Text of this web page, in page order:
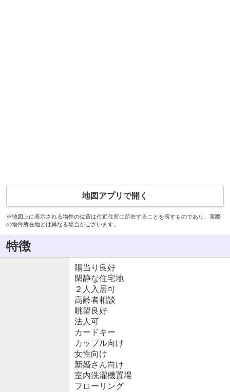
地図アプリで開く
※地図上に表示される物件の位置は付近住所に所在することを表すものであり、実際
の物件所在地とは異なる場合がございます。
特徴
陽当り良好
閑静な住宅地
２人入居可
高齢者相談
眺望良好
法人可
カードキー
カップル向け
女性向け
新婚さん向け
室内洗濯機置場
フローリング